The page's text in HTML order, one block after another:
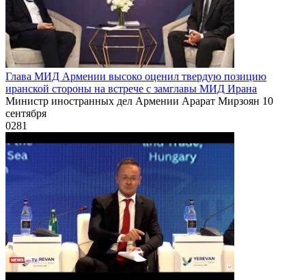
Глава МИД Армении высоко оценил твердую позицию
иранской стороны на встрече с замглавы МИД Ирана
Министр иностранных дел Армении Арарат Мирзоян 10
сентября
0281